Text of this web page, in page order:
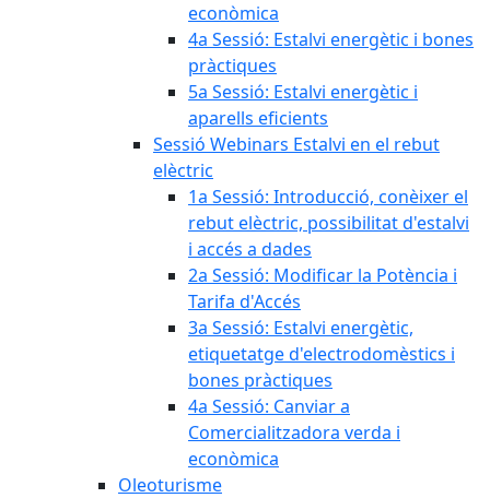
econòmica
4a Sessió: Estalvi energètic i bones
pràctiques
5a Sessió: Estalvi energètic i
aparells eficients
Sessió Webinars Estalvi en el rebut
elèctric
1a Sessió: Introducció, conèixer el
rebut elèctric, possibilitat d'estalvi
i accés a dades
2a Sessió: Modificar la Potència i
Tarifa d'Accés
3a Sessió: Estalvi energètic,
etiquetatge d'electrodomèstics i
bones pràctiques
4a Sessió: Canviar a
Comercialitzadora verda i
econòmica
Oleoturisme